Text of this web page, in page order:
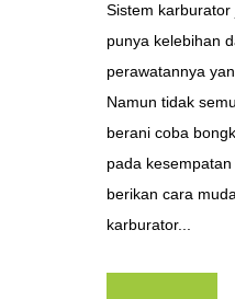
Sistem
punya kelebihan
perawatannya
Namun tidak
berani coba
pada
berikan cara
karburator...